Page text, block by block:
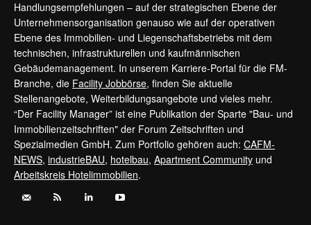
Handlungsempfehlungen – auf der strategischen Ebene der
Unternehmensorganisation genauso wie auf der operativen
Ebene des Immobilien- und Liegenschaftsbetriebs mit dem
technischen, infrastrukturellen und kaufmännischen
Gebäudemanagement. In unserem Karriere-Portal für die FM-
Branche, die Facility Jobbörse, finden Sie aktuelle
Stellenangebote, Weiterbildungsangebote und vieles mehr.
“Der Facility Manager” ist eine Publikation der Sparte "Bau- und
Immobilienzeitschriften" der Forum Zeitschriften und
Spezialmedien GmbH. Zum Portfolio gehören auch: CAFM-
NEWS, industrieBAU, hotelbau, Apartment Community und
Arbeitskreis Hotelimmobilien.